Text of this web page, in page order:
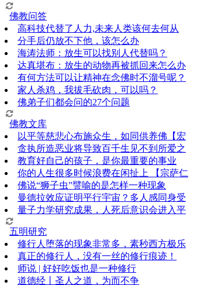
佛教问答
高科技代替了人力,未来人类该何去何从
分手后仍放不下他，该怎么办
海涛法师：放生可以找别人代替吗？
达真堪布：放生的动物再被抓回来怎么办
有何方法可以让精神在念佛时不溜号呢？
家人杀鸡，我拔毛砍肉，可以吗？
佛弟子们都会问的27个问题
佛教文库
以平等慈悲心布施众生，如同供养佛【宏
贪执所造恶业将导致百千生见不到所爱之
教育好自己的孩子，是你最重要的事业
你的人生很多时候浪费在闲扯上 【宗萨仁
佛说“狮子虫”譬喻的是怎样一种现象
曼德拉效应证明平行宇宙？多人感同身受
量子力学研究成果，人死后意识会进入平
五明研究
修行人堕落的现象非常多，素秒西方极乐
真正的修行人，没有一丝的修行痕迹！
师说 | 好好吃饭也是一种修行
道德经丨圣人之道，为而不争